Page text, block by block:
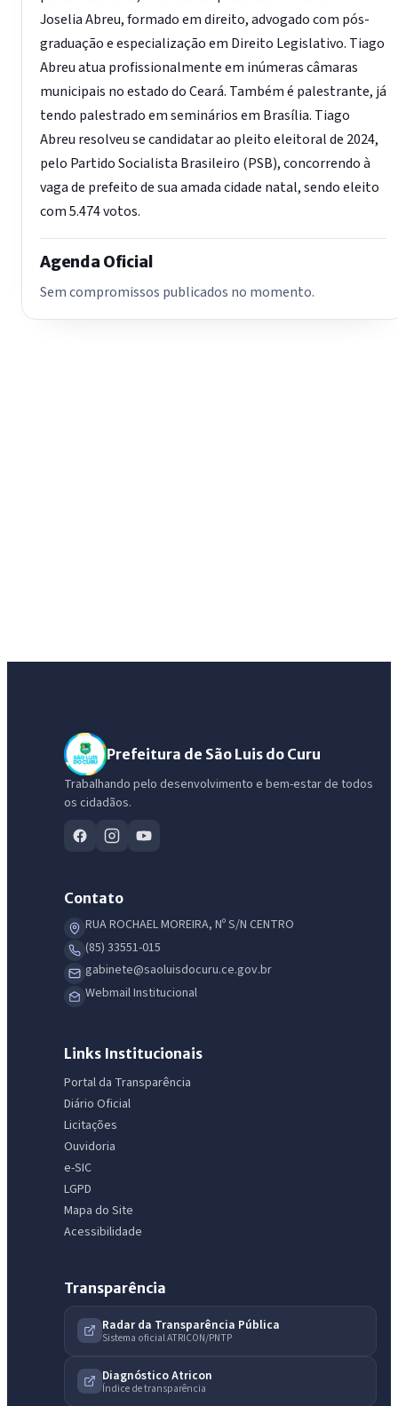
Joselia Abreu, formado em direito, advogado com pós-
graduação e especialização em Direito Legislativo. Tiago
Abreu atua profissionalmente em inúmeras câmaras
municipais no estado do Ceará. Também é palestrante, já
tendo palestrado em seminários em Brasília. Tiago
Abreu resolveu se candidatar ao pleito eleitoral de 2024,
pelo Partido Socialista Brasileiro (PSB), concorrendo à
vaga de prefeito de sua amada cidade natal, sendo eleito
com 5.474 votos.
Agenda Oficial
Sem compromissos publicados no momento.
Prefeitura de São Luis do Curu
Trabalhando pelo desenvolvimento e bem-estar de todos
os cidadãos.
Contato
RUA ROCHAEL MOREIRA, Nº S/N CENTRO
(85) 33551-015
gabinete@saoluisdocuru.ce.gov.br
Webmail Institucional
Links Institucionais
Portal da Transparência
Diário Oficial
Licitações
Ouvidoria
e-SIC
LGPD
Mapa do Site
Acessibilidade
Transparência
Radar da Transparência Pública
Sistema oficial ATRICON/PNTP
Diagnóstico Atricon
Índice de transparência
IntGest AI
Assistente do Portal
Olá. Pergunte sobre serviços, notícias, legislação, Diário Oficial,
licitações, estrutura ou transparência do município.
Licitações abertas